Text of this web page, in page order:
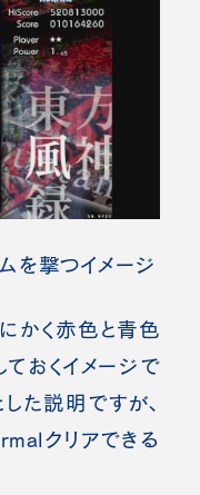
を撃つイメージ
かく赤色と青色
おくイメージで
た説明ですが、
クリアできる